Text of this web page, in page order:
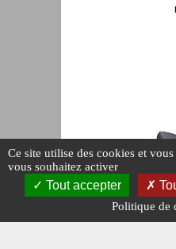
Ce site utilise des cookies et
vous souhaitez activer
Tout accepter
Politique de